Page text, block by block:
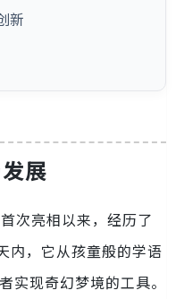
新
展
次亮相以来，经历了
内，它从孩童般的学语
实现奇幻梦境的工具。